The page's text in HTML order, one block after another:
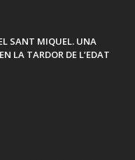
SANT MIQUEL. UNA
LA TARDOR DE L’EDAT